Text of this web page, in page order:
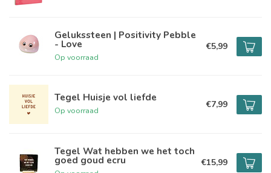
Gelukssteen | Positivity Pebble
- Love
Op voorraad
€5,99
Tegel Huisje vol liefde
Op voorraad
€7,99
Tegel Wat hebben we het toch
goed goud ecru €15,99